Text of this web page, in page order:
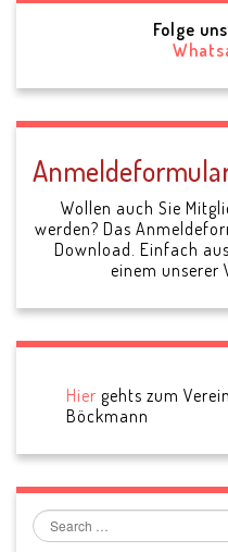
Folge
Wollen auch Sie
werden? Das
Download. Einfach
einem unserer
Hier gehts zum
Böckmann
Search